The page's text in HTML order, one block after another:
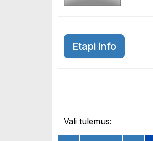
Etapi info
Vali tulemus: